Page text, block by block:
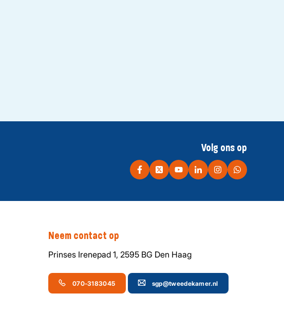
Volg ons op
Neem contact op
Prinses Irenepad 1, 2595 BG Den Haag
070-3183045 sgp@tweedekamer.nl